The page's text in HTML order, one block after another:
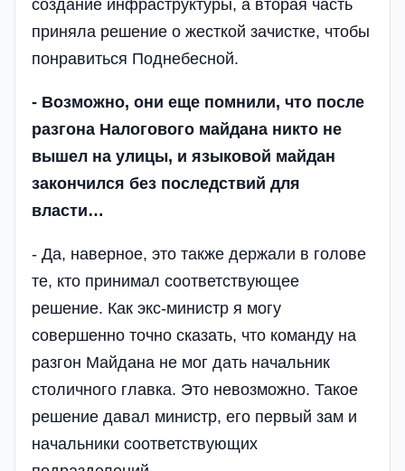
создание инфраструктуры, а вторая часть
приняла решение о жесткой зачистке, чтобы
понравиться Поднебесной.
- Возможно, они еще помнили, что после
разгона Налогового майдана никто не
вышел на улицы, и языковой майдан
закончился без последствий для
власти…
- Да, наверное, это также держали в голове
те, кто принимал соответствующее
решение. Как экс-министр я могу
совершенно точно сказать, что команду на
разгон Майдана не мог дать начальник
столичного главка. Это невозможно. Такое
решение давал министр, его первый зам и
начальники соответствующих